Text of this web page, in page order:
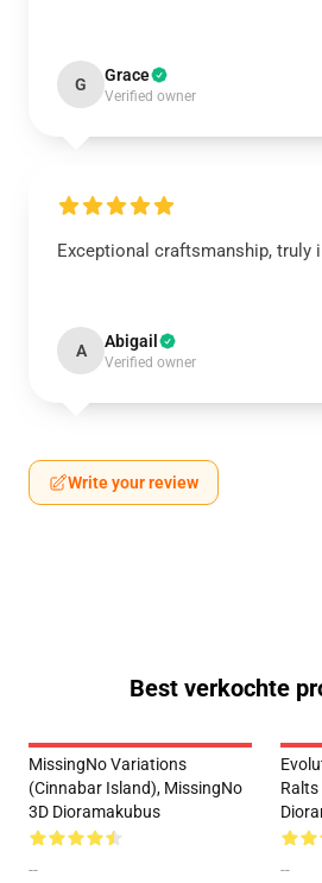
G Grace
Verified owner
Exceptional craftsmanship, truly
A Abigail
Verified owner
Write your review
Best verkochte
MissingNo Variations
(Cinnabar Island), MissingNo
3D Dioramakubus
--
Ralts
--